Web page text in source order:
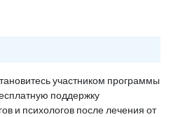
участником программы
поддержку
и психологов после лечения от